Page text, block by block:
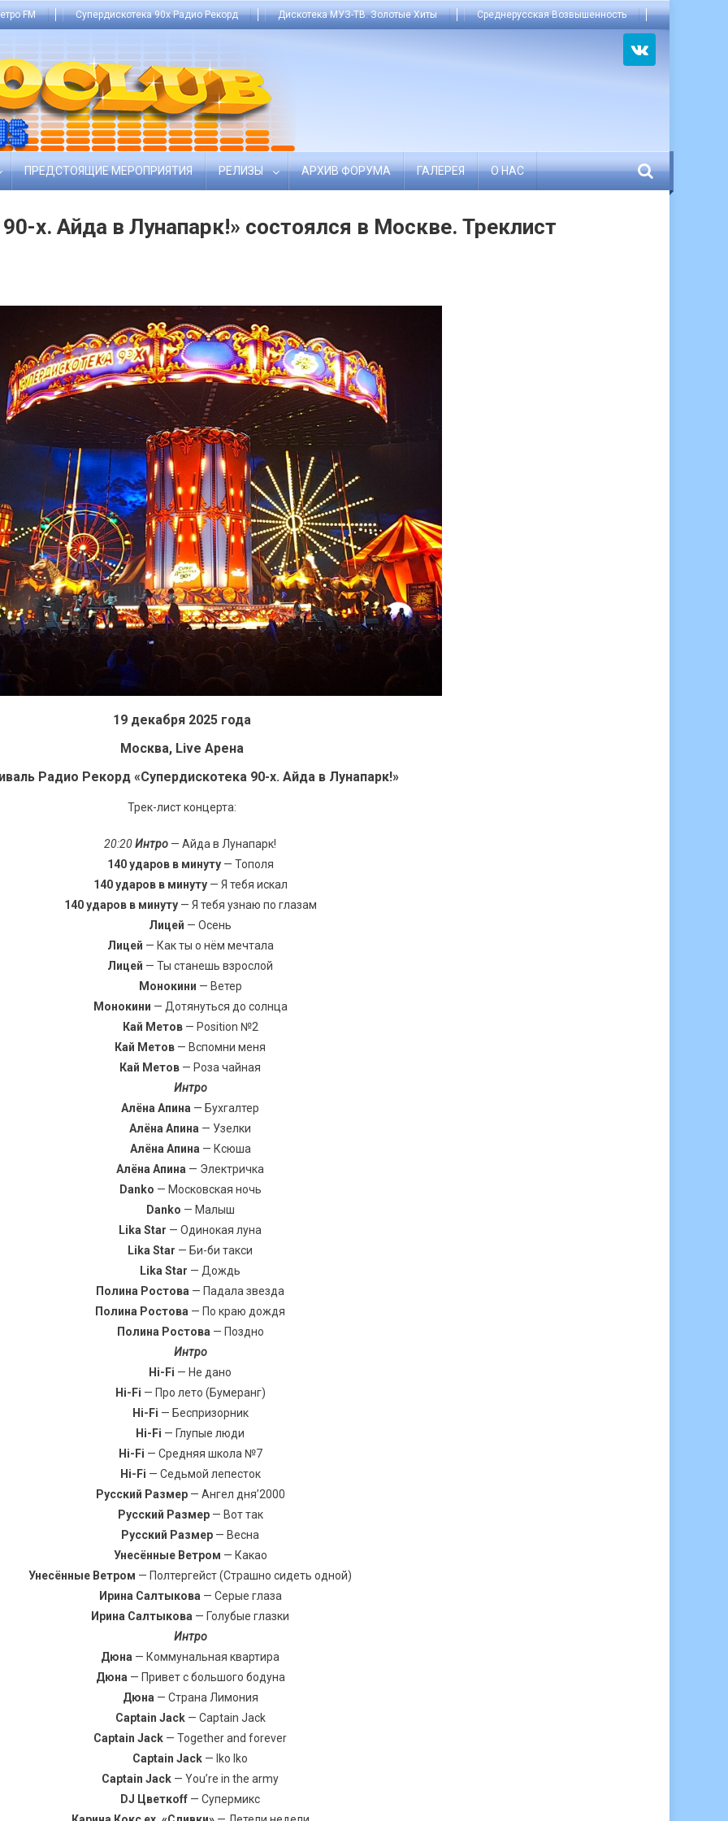
FM Супердискотека 90х Радио Рекорд Дискотека МУЗ-ТВ. Золотые Хиты Среднерусская Возвышенность
ПРЕДСТОЯЩИЕ МЕРОПРИЯТИЯ РЕЛИЗЫ АРХИВ ФОРУМА ГАЛЕРЕЯ О НАС
х. Айда в Лунапарк!» состоялся в Москве. Треклист
19 декабря 2025 года
Москва, Live Арена
Радио Рекорд «Супердискотека 90-х. Айда в Лунапарк!»
Трек-лист концерта:
20:20Интро — Айда в Лунапарк!
140 ударов в минуту— Тополя
140 ударов в минуту— Я тебя искал
140 ударов в минуту— Я тебя узнаю по глазам
Лицей — Осень
Лицей — Как ты о нём мечтала
Лицей — Ты станешь взрослой
Монокини — Ветер
Монокини — Дотянуться до солнца
Кай Метов— Position №2
Кай Метов — Вспомни меня
Кай Метов — Роза чайная
Интро
Алёна Апина — Бухгалтер
Алёна Апина — Узелки
Алёна Апина — Ксюша
Алёна Апина — Электричка
Danko — Московская ночь
Danko — Малыш
Lika Star — Одинокая луна
Lika Star — Би-би такси
Lika Star — Дождь
Полина Ростова — Падала звезда
Полина Ростова — По краю дождя
Полина Ростова — Поздно
Интро
Hi-Fi — Не дано
Hi-Fi — Про лето (Бумеранг)
Hi-Fi — Беспризорник
Hi-Fi — Глупые люди
Hi-Fi — Средняя школа №7
Hi-Fi — Седьмой лепесток
Русский Размер— Ангел дня’2000
Русский Размер— Вот так
Русский Размер — Весна
Унесённые Ветром — Какао
Унесённые Ветром — Полтергейст (Страшно сидеть одной)
Ирина Салтыкова — Серые глаза
Ирина Салтыкова — Голубые глазки
Интро
Дюна — Коммунальная квартира
Дюна — Привет с большого бодуна
Дюна — Страна Лимония
Captain Jack— Captain Jack
Captain Jack — Together and forever
Captain Jack — Iko Iko
Captain Jack — You’re in the army
DJ Цветкоff — Супермикс